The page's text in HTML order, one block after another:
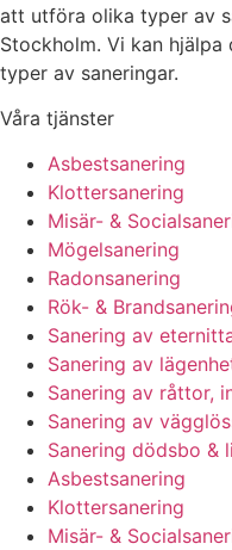
att utföra olika typer av
Stockholm. Vi kan
typer av saneringar.
Våra tjänster
Asbestsanering
Klottersanering
Misär- &
Mögelsanering
Radonsanering
Rök- &
Sanering av
Sanering av
Sanering av råttor,
Sanering av
Sanering dödsbo &
Asbestsanering
Klottersanering
Misär- &